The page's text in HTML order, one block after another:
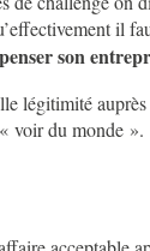
il
son
légitimité
voir du monde ».